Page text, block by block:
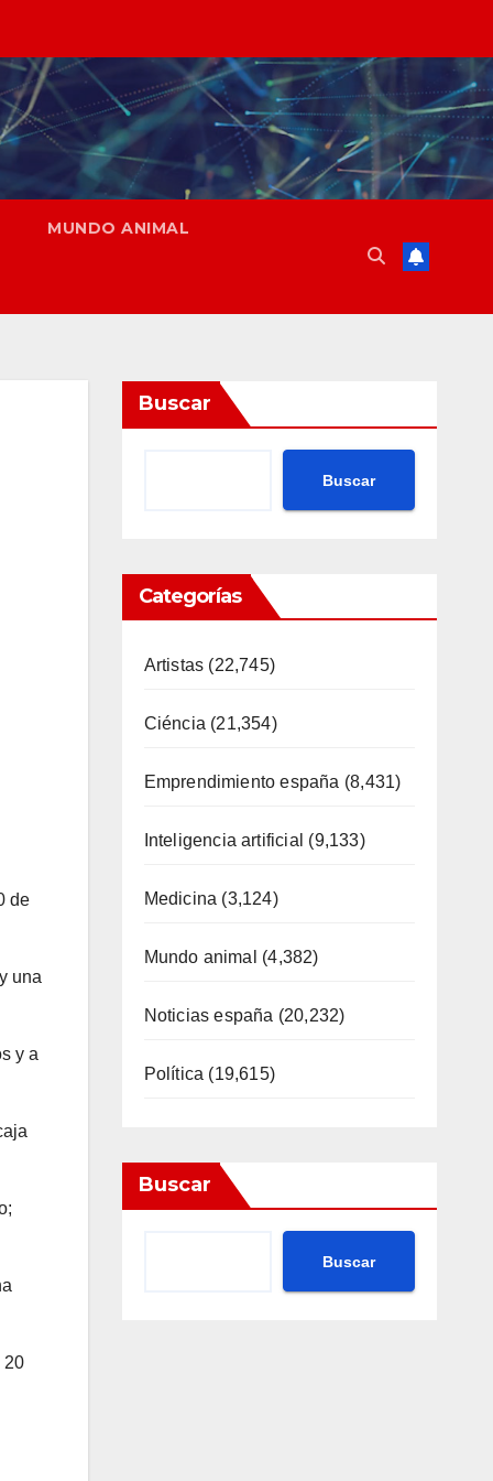
MUNDO ANIMAL
de
una
y a
20
Buscar
Buscar
Categorías
Artistas (22,745)
Ciéncia (21,354)
Emprendimiento españa (8,431)
Inteligencia artificial (9,133)
Medicina (3,124)
Mundo animal (4,382)
Noticias españa (20,232)
Política (19,615)
Buscar
Buscar